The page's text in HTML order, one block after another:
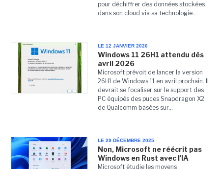
pour déchiffrer des données stockées
dans son cloud via sa technologie...
LE 12 JANVIER 2026
Windows 11 26H1 attendu dès
avril 2026
Microsoft prévoit de lancer la version
26H1 de Windows 11 en avril prochain. Il
devrait se focaliser sur le support des
PC équipés des puces Snapdragon X2
de Qualcomm basées sur...
LE 29 DÉCEMBRE 2025
Non, Microsoft ne réécrit pas
Windows en Rust avec l'IA
Microsoft étudie les moyens